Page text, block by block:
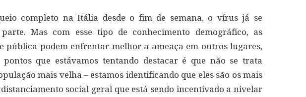
completo na Itália desde o fim de semana, o vírus já se
Mas com esse tipo de conhecimento demográfico, as
pública podem enfrentar melhor a ameaça em outros lugares,
pontos que estávamos tentando destacar é que não se trata
mais velha – estamos identificando que eles são os mais
social geral que está sendo incentivado a nivelar